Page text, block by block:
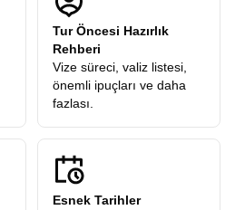
Tur Öncesi Hazırlık
Rehberi
Vize süreci, valiz listesi,
önemli ipuçları ve daha
fazlası.
Esnek Tarihler